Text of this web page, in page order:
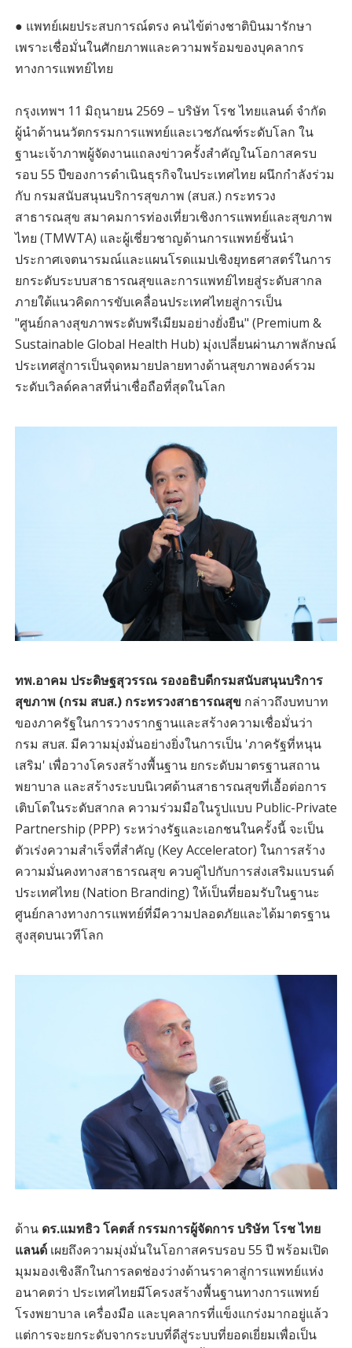
● แพทย์เผยประสบการณ์ตรง คนไข้ต่างชาติบินมารักษา
เพราะเชื่อมั่นในศักยภาพและความพร้อมของบุคลากร
ทางการแพทย์ไทย
กรุงเทพฯ 11 มิถุนายน 2569 – บริษัท โรช ไทยแลนด์ จำกัด
ผู้นำด้านนวัตกรรมการแพทย์และเวชภัณฑ์ระดับโลก ใน
ฐานะเจ้าภาพผู้จัดงานแถลงข่าวครั้งสำคัญในโอกาสครบ
รอบ 55 ปีของการดำเนินธุรกิจในประเทศไทย ผนึกกำลังร่วม
กับ กรมสนับสนุนบริการสุขภาพ (สบส.) กระทรวง
สาธารณสุข สมาคมการท่องเที่ยวเชิงการแพทย์และสุขภาพ
ไทย (TMWTA) และผู้เชี่ยวชาญด้านการแพทย์ชั้นนำ
ประกาศเจตนารมณ์และแผนโรดแมปเชิงยุทธศาสตร์ในการ
ยกระดับระบบสาธารณสุขและการแพทย์ไทยสู่ระดับสากล
ภายใต้แนวคิดการขับเคลื่อนประเทศไทยสู่การเป็น
"ศูนย์กลางสุขภาพระดับพรีเมียมอย่างยั่งยืน" (Premium &
Sustainable Global Health Hub) มุ่งเปลี่ยนผ่านภาพลักษณ์
ประเทศสู่การเป็นจุดหมายปลายทางด้านสุขภาพองค์รวม
ระดับเวิลด์คลาสที่น่าเชื่อถือที่สุดในโลก
ทพ.อาคม ประดิษฐสุวรรณ รองอธิบดีกรมสนับสนุนบริการ
สุขภาพ (กรม สบส.) กระทรวงสาธารณสุขกล่าวถึงบทบาท
ของภาครัฐในการวางรากฐานและสร้างความเชื่อมั่นว่า
กรม สบส. มีความมุ่งมั่นอย่างยิ่งในการเป็น 'ภาครัฐที่หนุน
เสริม' เพื่อวางโครงสร้างพื้นฐาน ยกระดับมาตรฐานสถาน
พยาบาล และสร้างระบบนิเวศด้านสาธารณสุขที่เอื้อต่อการ
เติบโตในระดับสากล ความร่วมมือในรูปแบบ Public-Private
Partnership (PPP) ระหว่างรัฐและเอกชนในครั้งนี้ จะเป็น
ตัวเร่งความสำเร็จที่สำคัญ (Key Accelerator) ในการสร้าง
ความมั่นคงทางสาธารณสุข ควบคู่ไปกับการส่งเสริมแบรนด์
ประเทศไทย (Nation Branding) ให้เป็นที่ยอมรับในฐานะ
ศูนย์กลางทางการแพทย์ที่มีความปลอดภัยและได้มาตรฐาน
สูงสุดบนเวทีโลก
ด้าน ดร.แมทธิว โคตส์ กรรมการผู้จัดการ บริษัท โรช ไทย
แลนด์ เผยถึงความมุ่งมั่นในโอกาสครบรอบ 55 ปี พร้อมเปิด
มุมมองเชิงลึกในการลดช่องว่างด้านราคาสู่การแพทย์แห่ง
อนาคตว่า ประเทศไทยมีโครงสร้างพื้นฐานทางการแพทย์
โรงพยาบาล เครื่องมือ และบุคลากรที่แข็งแกร่งมากอยู่แล้ว
แต่การจะยกระดับจากระบบที่ดีสู่ระบบที่ยอดเยี่ยมเพื่อเป็น